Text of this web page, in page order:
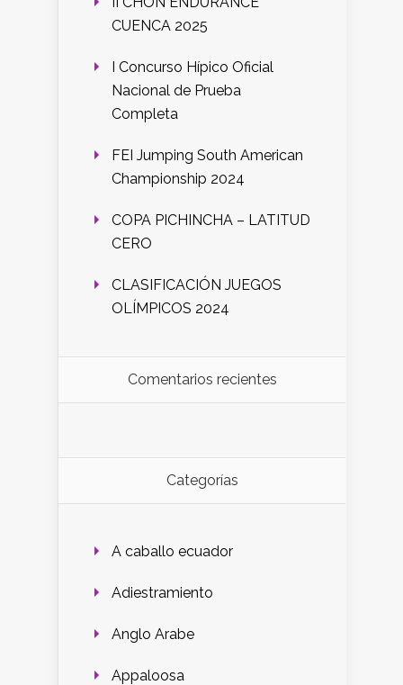
CUENCA 2025
I Concurso Hípico Oficial
Nacional de Prueba
Completa
FEI Jumping South American
Championship 2024
COPA PICHINCHA – LATITUD
CERO
CLASIFICACIÓN JUEGOS
OLÍMPICOS 2024
Comentarios recientes
Categorías
A caballo ecuador
Adiestramiento
Anglo Arabe
Appaloosa